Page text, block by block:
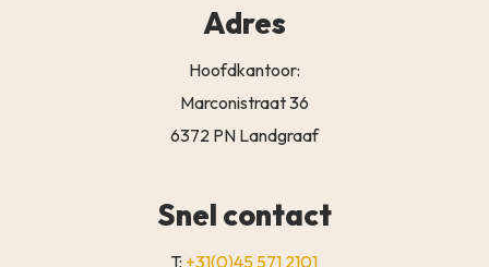
Adres
Hoofdkantoor:
Marconistraat 36
6372 PN Landgraaf
Snel contact
T: +31(0)45 571 2101